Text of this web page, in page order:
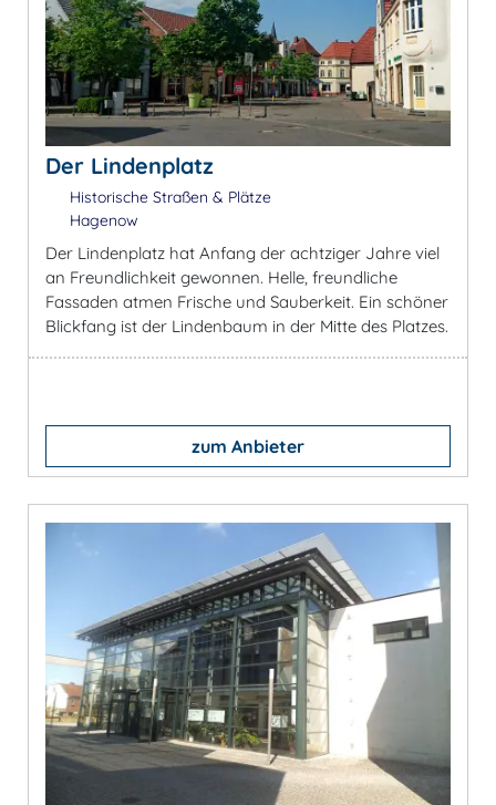
Der Lindenplatz
Historische Straßen & Plätze
Hagenow
Der Lindenplatz hat Anfang der achtziger Jahre viel
an Freundlichkeit gewonnen. Helle, freundliche
Fassaden atmen Frische und Sauberkeit. Ein schöner
Blickfang ist der Lindenbaum in der Mitte des Platzes.
zum Anbieter